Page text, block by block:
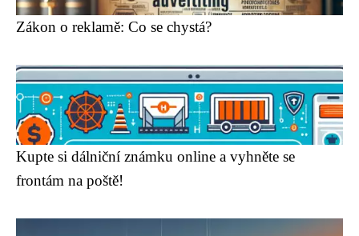
Zákon o reklamě: Co se chystá?
Kupte si dálniční známku online a vyhněte se
frontám na poště!